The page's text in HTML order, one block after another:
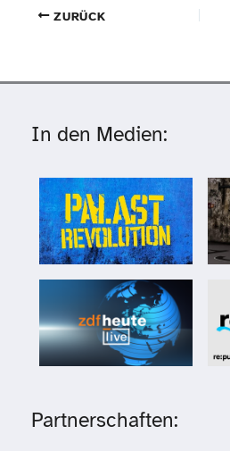
ZURÜCK
In den Medien:
Partnerschaften: